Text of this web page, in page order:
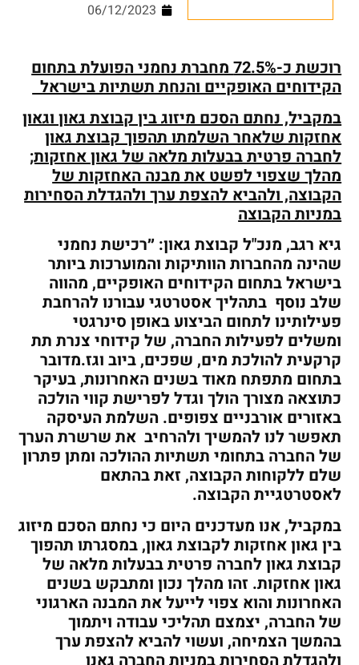
06/12/2023
רוכשת כ-72.5% מחברת נחמני הפועלת בתחום
הקידוחים האופקיים והנחת תשתיות בישראל
במקביל, נחתם הסכם מיזוג בין קבוצת גאון וגאון
אחזקות שלאחר השלמתו תהפוך קבוצת גאון
לחברה פרטית בבעלות מלאה של גאון אחזקות;
מהלך שצפוי לפשט את מבנה האחזקות של
הקבוצה, ולהביא להצפת ערך ולהגדלת הסחירות
במניות הקבוצה
גיא רגב, מנכ"ל קבוצת גאון: ״רכישת נחמני
שהינה מהחברות הוותיקות והמוערכות ביותר
בישראל בתחום הקידוחים האופקיים, מהווה
שלב נוסף בתהליך אסטרטגי עבורנו להרחבת
פעילותינו לתחום הביצוע באופן סינרגטי
ומשלים לפעילות החברה, של קידוחי צנרת תת
קרקעית להולכת מים, שפכים, ביוב וגז.מדובר
בתחום מתפתח מאוד בשנים האחרונות, בעיקר
כתוצאה מצורך הולך וגדל לפרישת קווי הולכה
באזורים אורבניים צפופים. השלמת העיסקה
תאפשר לנו להמשיך ולהרחיב את שרשרת הערך
של החברה בתחומי תשתיות ההולכה ומתן פתרון
שלם ללקוחות הקבוצה, זאת בהתאם
לאסטרטגיית הקבוצה.
במקביל, אנו מעדכנים היום כי נחתם הסכם מיזוג
בין גאון אחזקות לקבוצת גאון, במסגרתו תהפוך
קבוצת גאון לחברה פרטית בבעלות מלאה של
גאון אחזקות. זהו מהלך נכון ומתבקש בשנים
האחרונות והוא צפוי לייעל את המבנה הארגוני
של החברה, יצמצם תהליכי עבודה ויתמוך
בהמשך הצמיחה, ועשוי להביא להצפת ערך
ולהגדלת הסחירות במניות החברה גאנו